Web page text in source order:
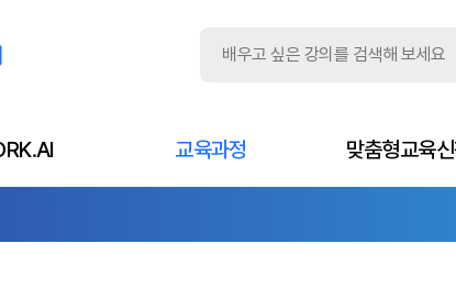
교육과정 맞춤형교육